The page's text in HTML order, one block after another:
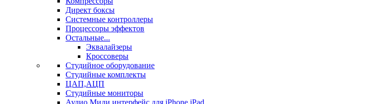
Директ боксы
Системные контроллеры
Процессоры эффектов
Остальные...
Эквалайзеры
Кроссоверы
Студийное оборудование
Студийные комплекты
ЦАП,АЦП
Студийные мониторы
Аудио Миди интерфейс для iPhone,iPad